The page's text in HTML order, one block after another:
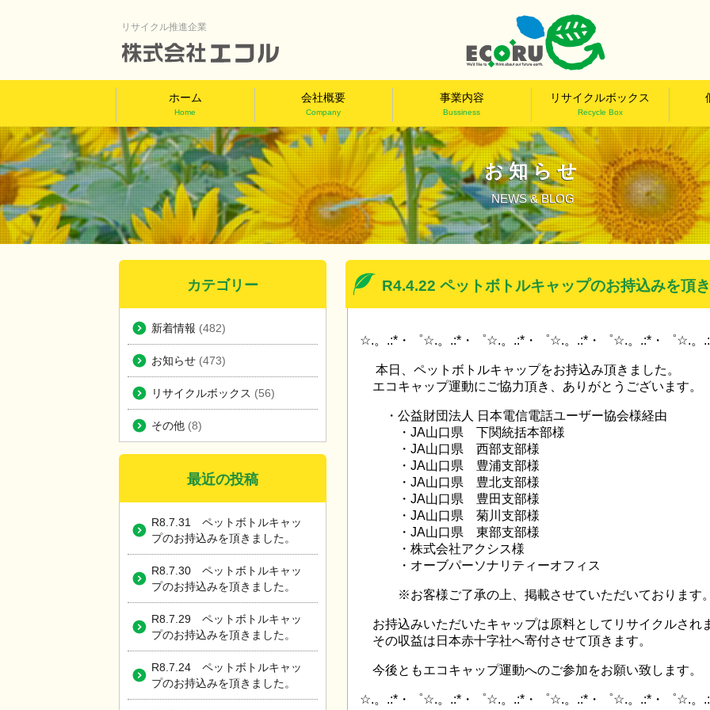
リサイクル推進企業
ホーム
Home
会社概要
Company
事業内容
Bussiness
リサイクルボックス
Recycle Box
お知らせ
NEWS & BLOG
R4.4.22 ペットボトルキャップのお持込みを頂き
☆.。.:*・゜☆.。.:*・゜☆.。.:*・゜☆.。.:*・゜☆.。.:*・゜☆.。
本日、ペットボトルキャップをお持込み頂きました。
エコキャップ運動にご協力頂き、ありがとうございます。
・公益財団法人 日本電信電話ユーザー協会様経由
・JA山口県 下関統括本部様
・JA山口県 西部支部様
・JA山口県 豊浦支部様
・JA山口県 豊北支部様
・JA山口県 豊田支部様
・JA山口県 菊川支部様
・JA山口県 東部支部様
・株式会社アクシス様
・オーブパーソナリティーオフィス
※お客様ご了承の上、掲載させていただいております。
お持込みいただいたキャップは原料としてリサイクルされ
その収益は日本赤十字社へ寄付させて頂きます。
今後ともエコキャップ運動へのご参加をお願い致します。
☆.。.:*・゜☆.。.:*・゜☆.。.:*・゜☆.。.:*・゜☆.。.:*・゜☆.。
カテゴリー
新着情報 (482)
お知らせ(473)
リサイクルボックス (56)
その他(8)
最近の投稿
R8.7.31 ペットボトルキャッ
プのお持込みを頂きました。
R8.7.30 ペットボトルキャッ
プのお持込みを頂きました。
R8.7.29 ペットボトルキャッ
プのお持込みを頂きました。
R8.7.24 ペットボトルキャッ
プのお持込みを頂きました。